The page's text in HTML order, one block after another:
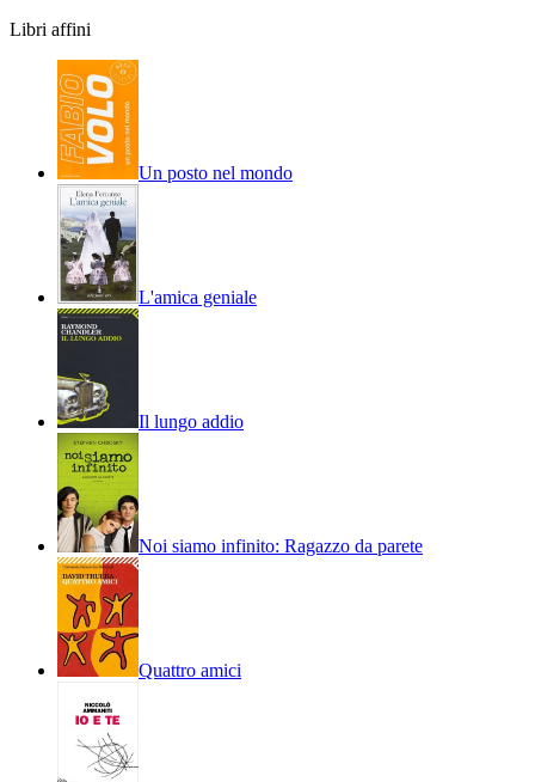
Libri affini
Un posto nel mondo
L'amica geniale
Il lungo addio
Noi siamo infinito: Ragazzo da parete
Quattro amici